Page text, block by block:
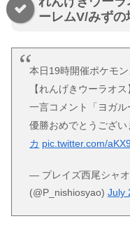
ーレムV/みずの
本日19時開催ポケモ
【れんげきウーラオ
一言コメント「ヨガル
優勝おめでとうござい
カ pic.twitter.com/
— プレイズ西尾シャ
(@P_nishiosyao)July